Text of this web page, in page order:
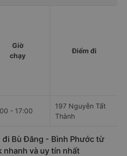
Giờ
chạy
Điểm đi
- 17:00
197 Nguyễn Tất
Thành
đi Bù Đăng - Bình Phước từ
nhanh và uy tín nhất